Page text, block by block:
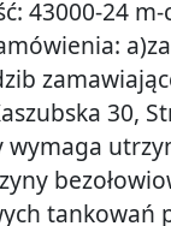
24 m-
30,